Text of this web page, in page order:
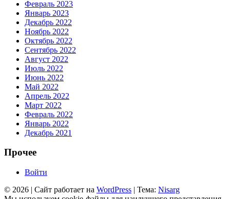
Февраль 2023
Январь 2023
Декабрь 2022
Ноябрь 2022
Октябрь 2022
Сентябрь 2022
Август 2022
Июль 2022
Июнь 2022
Май 2022
Апрель 2022
Март 2022
Февраль 2022
Январь 2022
Декабрь 2021
Прочее
Войти
© 2026 | Сайт работает на WordPress | Тема: Nisarg